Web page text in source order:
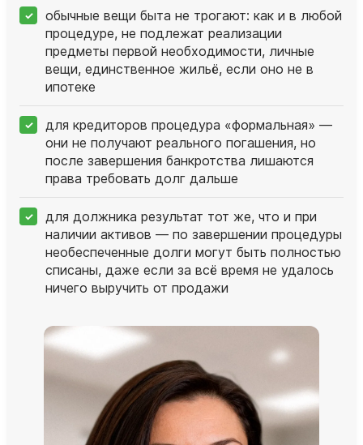
обычные вещи быта не трогают: как и в любой
процедуре, не подлежат реализации
предметы первой необходимости, личные
вещи, единственное жильё, если оно не в
ипотеке
для кредиторов процедура «формальная» —
они не получают реального погашения, но
после завершения банкротства лишаются
права требовать долг дальше
для должника результат тот же, что и при
наличии активов — по завершении процедуры
необеспеченные долги могут быть полностью
списаны, даже если за всё время не удалось
ничего выручить от продажи